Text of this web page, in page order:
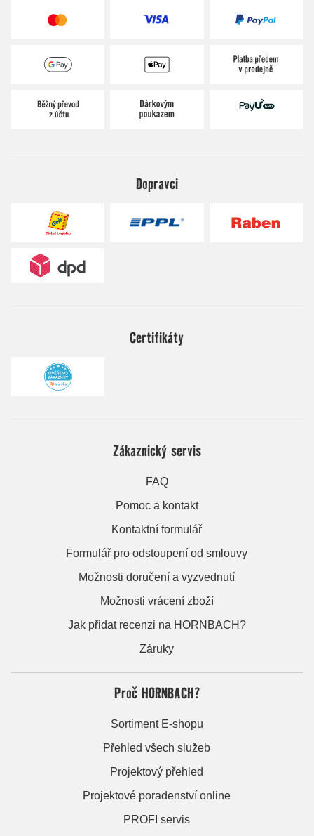
Dopravci
Certifikáty
Zákaznický servis
FAQ
Pomoc a kontakt
Kontaktní formulář
Formulář pro odstoupení od smlouvy
Možnosti doručení a vyzvednutí
Možnosti vrácení zboží
Jak přidat recenzi na HORNBACH?
Záruky
Proč HORNBACH?
Sortiment E-shopu
Přehled všech služeb
Projektový přehled
Projektové poradenství online
PROFI servis